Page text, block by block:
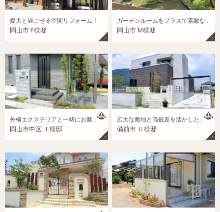
愛犬と過ごせる空間リフォーム！
岡山市 F様邸 岡山市 M様邸
外構エクステリアと一緒にお庭をトータルコーディネイト
岡山市中区 Ｉ様邸
広大な敷地と高低差を活かしたスタイリッシュデザインの新築外構
備前市 Ｕ様邸